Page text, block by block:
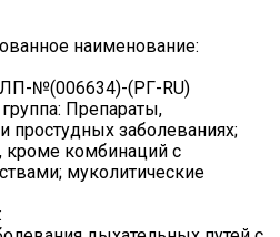
РАЗРАБОТКИ
КАЧЕСТВА
наименование:
ЛП-№(006634)-(РГ-RU)
Препараты,
заболеваниях;
кроме комбинаций с
муколитические